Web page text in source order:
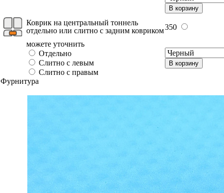
В корзину
Коврик на центральный тоннель
отдельно или слитно с задним ковриком350
можете уточнить
Отдельно
Слитно с левым
Слитно с правым
В корзину
Фурнитура